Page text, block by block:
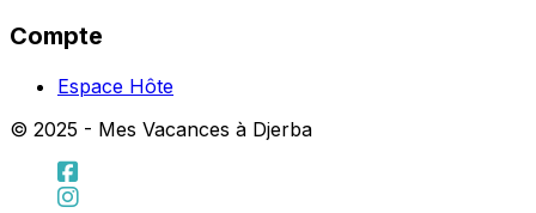
Compte
Espace Hôte
© 2025 - Mes Vacances à Djerba